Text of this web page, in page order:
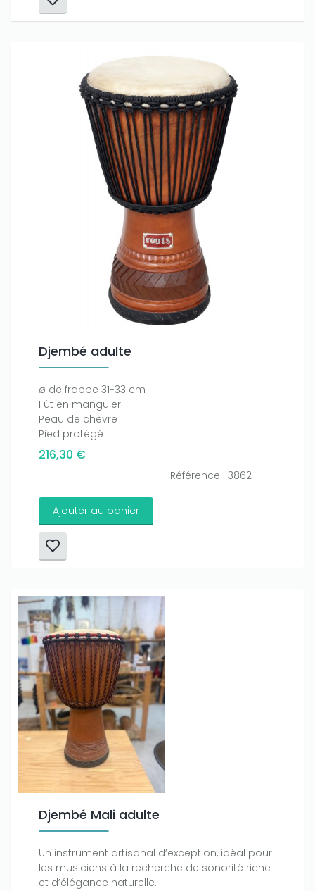
Djembé adulte
ø de frappe 31-33 cm
Fût en manguier
Peau de chèvre
Pied protégé
216,30 €
Référence : 3862
Ajouter au panier
Djembé Mali adulte
Un instrument artisanal d’exception, idéal pour
les musiciens à la recherche de sonorité riche
et d’élégance naturelle.